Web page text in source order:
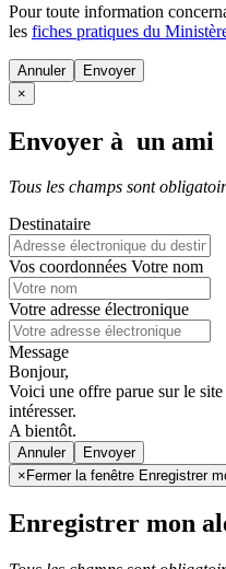
Pour toute information
les fiches pratiques du
Annuler
×
Envoyer à un ami
Tous les champs sont
Destinataire
Vos coordonnées Votre nom
Votre adresse électronique
Message
Bonjour,
Voici une offre parue sur le
intéresser.
A bientôt.
Annuler
× Fermer la fenêtre Enregistrer
Enregistrer mon